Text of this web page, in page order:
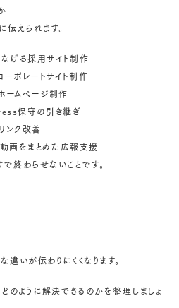
伝えられます。
げる採用サイト制作
ポレートサイト制作
ームページ制作
保守の引き継ぎ
ンク改善
動画をまとめた広報支援
終わらせないことです。
いが伝わりにくくなります。
のように解決できるのかを整理しましょ